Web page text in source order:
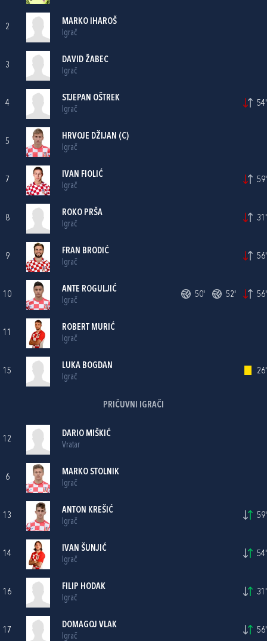
2
MARKO IHAROŠ
Igrač
3
DAVID ŽABEC
Igrač
4
STJEPAN OŠTREK
Igrač
54'
5
HRVOJE DŽIJAN (C)
Igrač
7
IVAN FIOLIĆ
Igrač
59'
8
ROKO PRŠA
Igrač
31'
9
FRAN BRODIĆ
Igrač
56'
10
ANTE ROGULJIĆ
Igrač
50' 52' 56'
11
ROBERT MURIĆ
Igrač
15
LUKA BOGDAN
Igrač
26'
PRIČUVNI IGRAČI
12
DARIO MIŠKIĆ
Vratar
6
MARKO STOLNIK
Igrač
13
ANTON KREŠIĆ
Igrač
59'
14
IVAN ŠUNJIĆ
Igrač
54'
16
FILIP HODAK
Igrač
31'
17
DOMAGOJ VLAK
Igrač
56'